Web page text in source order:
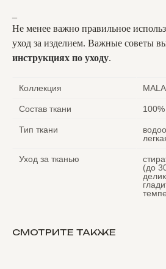
Не менее важно правильное
уход за изделием. Важные советы
инструкциях по уходу.
Коллекция
Состав ткани
Тип ткани
Уход за тканью
(до
СМОТРИТЕ ТАКЖЕ